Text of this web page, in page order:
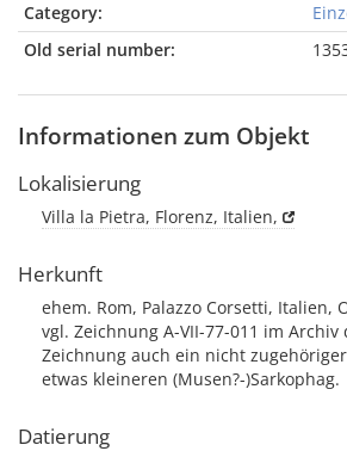
Category:
Old serial number:
Informationen zum Objekt
Lokalisierung
Villa la Pietra, Florenz, Italien,
Herkunft
ehem. Rom, Palazzo Corsetti, Italien,
vgl. Zeichnung A-VII-77-011 im Archiv
Zeichnung auch ein nicht
etwas kleineren (Musen?-)Sarkophag.
Datierung